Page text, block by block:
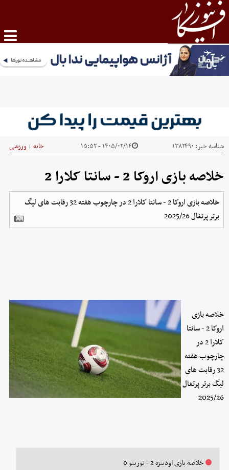
شناسه خبر: ۱۳۸۲۴۹۰ ۱۴۰۵/۰۲/۱۴ - ۱۵:۵۲ خانه | ورزشی
خلاصه بازی اروکا 2 - سانتا کلارا 2
خلاصه بازی اروکا 2 - سانتا کلارا 2 در چارچوب هفته 32 رقابت های لیگ
برتر پرتغال 2025/26
خلاصه بازی
اروکا 2 - سانتا
کلارا 2 در
چارچوب هفته
32 رقابت های
لیگ برتر پرتغال
2025/26
خلاصه بازی اودینزه 2 - تورینو 0